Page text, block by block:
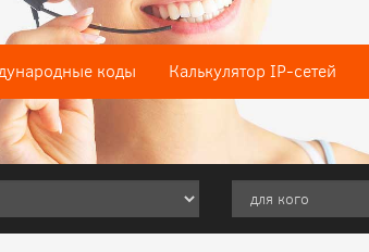
коды Калькулятор IP-сетей